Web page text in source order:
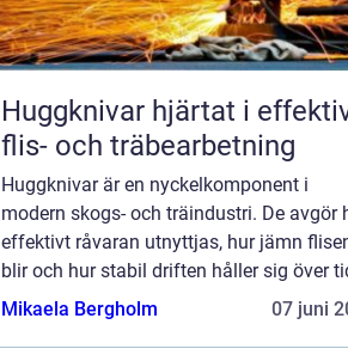
Huggknivar hjärtat i effektiv
flis- och träbearbetning
Huggknivar är en nyckelkomponent i
modern skogs- och träindustri. De avgör
effektivt råvaran utnyttjas, hur jämn
blir och hur stabil driften håller sig över
När kniven fungerar som den ska, märks
Mikaela Bergholm 07 juni